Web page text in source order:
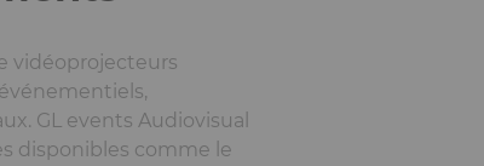
vidéoprojecteurs
GL events Audiovisual
disponibles comme le